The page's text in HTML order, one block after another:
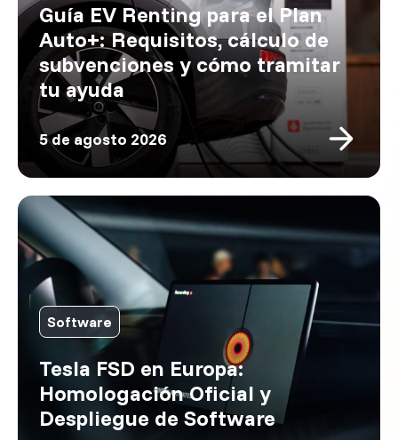
Guía EV Renting para el Plan
Auto+: Requisitos, cálculo de
subvenciones y cómo tramitar
tu ayuda
5 de agosto 2026
Software
Tesla FSD en Europa:
Homologación Oficial y
Despliegue de Software